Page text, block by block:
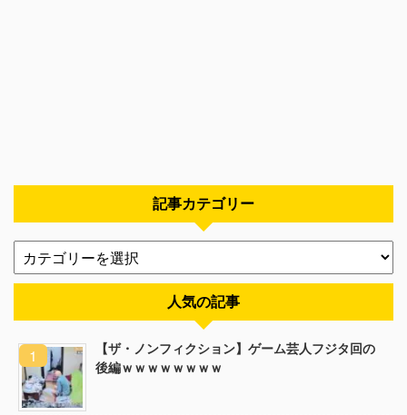
記事カテゴリー
人気の記事
【ザ・ノンフィクション】ゲーム芸人フジタ回の
後編ｗｗｗｗｗｗｗｗ